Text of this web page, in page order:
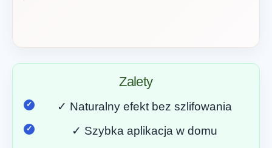
Zalety
✓ Naturalny efekt bez szlifowania
✓ Szybka aplikacja w domu